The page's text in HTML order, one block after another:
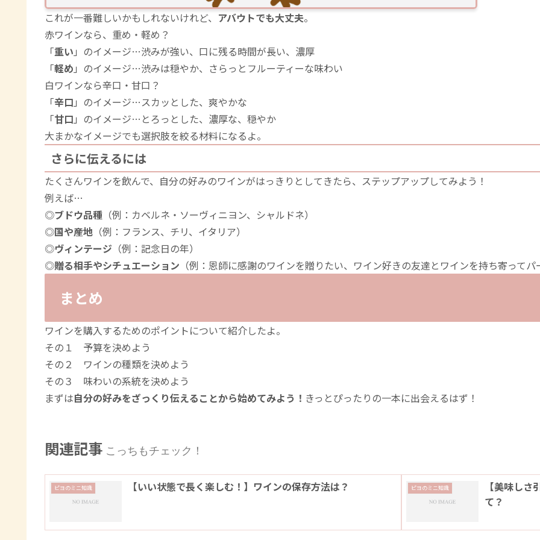
これが一番難しいかもしれないけれど、 アバウトでも大丈夫。
赤ワインなら、重め・軽め？
「重い 」のイメージ…渋みが強い、口に残る時間が長い、濃厚
「軽め 」のイメージ…渋みは穏やか、さらっとフルーティーな味わい
白ワインなら辛口・甘口？
「辛口 」のイメージ…スカッとした、爽やかな
「甘口 」のイメージ…とろっとした、濃厚な、穏やか
大まかなイメージでも選択肢を絞る材料になるよ。
さらに伝えるには
たくさんワインを飲んで、自分の好みのワインがはっきりとしてきたら、ステップアップしてみよう！
例えば…
◎ブドウ品種 （例：カベルネ・ソーヴィニヨン、シャルドネ）
◎国や産地 （例：フランス、チリ、イタリア）
◎ヴィンテージ （例：記念日の年）
◎贈る相手やシチュエーション （例：恩師に感謝のワインを贈りたい、ワイン好きの友達とワインを持ち寄ってパ
まとめ
ワインを購入するためのポイントについて紹介したよ。
その１ 予算を決めよう
その２ ワインの種類を決めよう
その３ 味わいの系統を決めよう
まずは自分の好みをざっくり伝えることから始めてみよう！ きっとぴったりの一本に出会えるはず！
関連記事 こっちもチェック！
ピヨのミニ知識 【いい状態で長く楽しむ！】ワインの保存方法は？ ピヨのミニ知識
【美味し
て？